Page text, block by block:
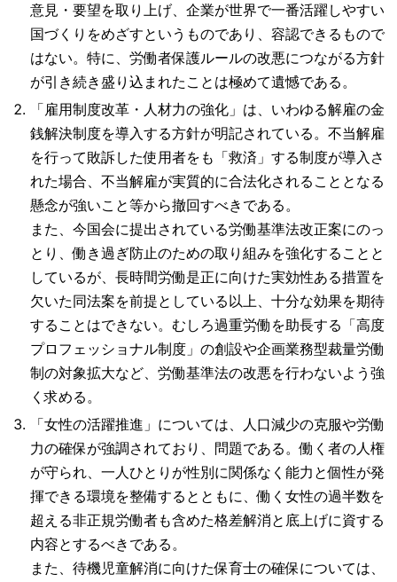
意見・要望を取り上げ、企業が世界で一番活躍しやすい
国づくりをめざすというものであり、容認できるもので
はない。特に、労働者保護ルールの改悪につながる方針
が引き続き盛り込まれたことは極めて遺憾である。
「雇用制度改革・人材力の強化」は、いわゆる解雇の金
銭解決制度を導入する方針が明記されている。不当解雇
を行って敗訴した使用者をも「救済」する制度が導入さ
れた場合、不当解雇が実質的に合法化されることとなる
懸念が強いこと等から撤回すべきである。
また、今国会に提出されている労働基準法改正案にのっ
とり、働き過ぎ防止のための取り組みを強化することと
しているが、長時間労働是正に向けた実効性ある措置を
欠いた同法案を前提としている以上、十分な効果を期待
することはできない。むしろ過重労働を助長する「高度
プロフェッショナル制度」の創設や企画業務型裁量労働
制の対象拡大など、労働基準法の改悪を行わないよう強
く求める。
「女性の活躍推進」については、人口減少の克服や労働
力の確保が強調されており、問題である。働く者の人権
が守られ、一人ひとりが性別に関係なく能力と個性が発
揮できる環境を整備するとともに、働く女性の過半数を
超える非正規労働者も含めた格差解消と底上げに資する
内容とするべきである。
また、待機児童解消に向けた保育士の確保については、